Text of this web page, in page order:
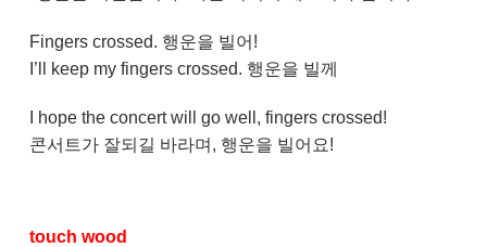
Fingers crossed. 행운을 빌어!
I’ll keep my fingers crossed. 행운을 빌께
I hope the concert will go well, fingers crossed!
콘서트가 잘되길 바라며, 행운을 빌어요!
touch wood